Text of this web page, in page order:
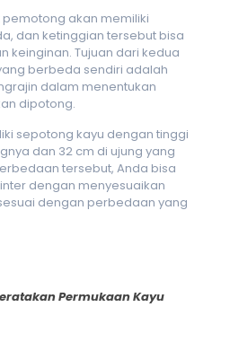
akan memiliki
dan ketinggian tersebut bisa
keinginan. Tujuan dari kedua
berbeda sendiri adalah
dalam menentukan
dipotong.
sepotong kayu dengan tinggi
dan 32 cm di ujung yang
tersebut, Anda bisa
dengan menyesuaikan
dengan perbedaan yang
Permukaan Kayu